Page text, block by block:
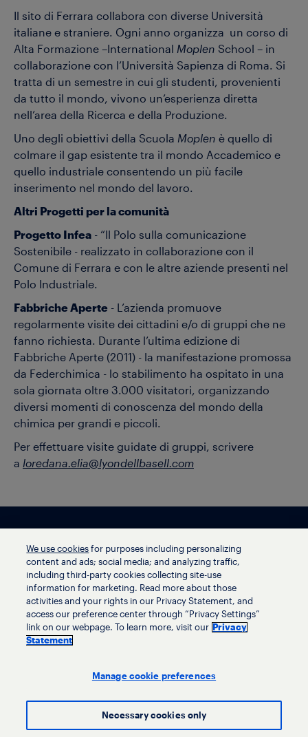
Il sito di Ferrara collabora con diverse Università
italiane e straniere. Ogni anno organizza un corso di
Alta Formazione –International Moplen School – in
collaborazione con l’Università Sapienza di Roma. Si
tratta di un semestre in cui gli studenti, provenienti
da tutto il mondo, vivono un’esperienza diretta
nell’area della Ricerca e della Produzione.
Uno degli obiettivi della Scuola Moplen è quello di
colmare il gap esistente tra il mondo Accademico e
quello industriale consentendo un più facile
inserimento nel mondo del lavoro.
Altri Progetti per la comunità
Progetto Infea - “Il Polo sulla comunicazione
Sostenibile - realizzato in collaborazione con il
Comune di Ferrara e con le altre aziende presenti nel
Polo Industriale.
Fabbriche Aperte - L’azienda promuove
regolarmente visite dei cittadini e/o di gruppi che ne
fanno richiesta. Durante l’ultima edizione di
Fabbriche Aperte (2011) - la manifestazione promossa
da Federchimica - lo stabilimento ha ospitato in una
sola giornata oltre 3.000 visitatori, organizzando
diversi momenti di conoscenza del mondo della
chimica per grandi e piccoli.
Per effettuare visite guidate di gruppi, scrivere
a loredana.elia@lyondellbasell.com
Terms of use
Privacy statement
© LyondellBasell Industries Holdings B.V. 2026
We use cookies for purposes including personalizing
content and ads; social media; and analyzing traffic,
including third-party cookies collecting site-use
information for marketing. Read more about those
activities and your rights in our Privacy Statement, and
access our preference center through “Privacy Settings”
link on our webpage. To learn more, visit our
Privacy
Statement
Manage cookie preferences
Necessary cookies only